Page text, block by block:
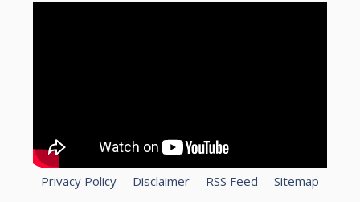
Privacy Policy Disclaimer RSS Feed
Sitemap